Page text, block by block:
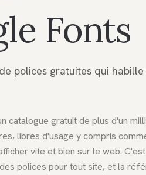
Fonts
polices gratuites qui
catalogue gratuit de plus d'un
libres d'usage y compris
vite et bien sur le web.
polices pour tout site, et la